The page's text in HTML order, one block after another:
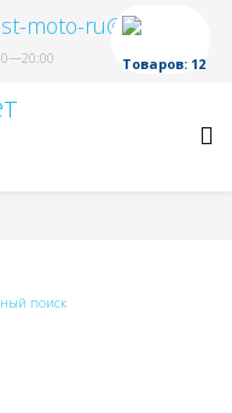
st-moto-ru@ya.ru
Товаров: 12
поиск